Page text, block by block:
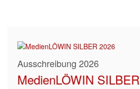
Ausschreibung 2026
MedienLÖWIN SILBER